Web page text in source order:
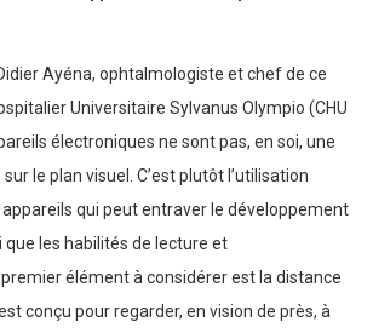
Ayéna, ophtalmologiste et chef de ce
Universitaire Sylvanus Olympio (CHU
électroniques ne sont pas, en soi, une
le plan visuel. C’est plutôt l’utilisation
qui peut entraver le développement
que les habilités de lecture et
premier élément à considérer est la distance
conçu pour regarder, en vision de près, à